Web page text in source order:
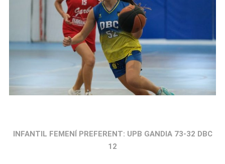
INFANTIL FEMENÍ PREFERENT: UPB GANDIA 73-32 DBC
12